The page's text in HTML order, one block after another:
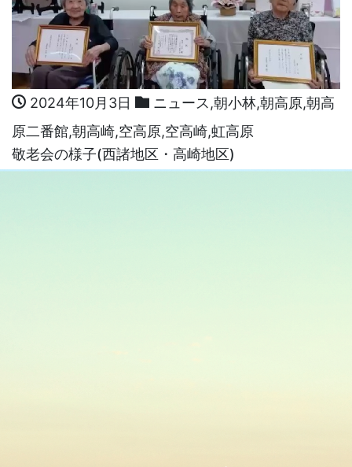
2024年10月3日 ニュース,朝小林,朝高原,朝高
原二番館,朝高崎,空高原,空高崎,虹高原
敬老会の様子(西諸地区・高崎地区)